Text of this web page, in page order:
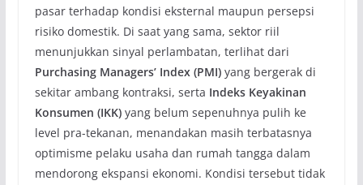
pasar terhadap kondisi eksternal maupun persepsi
risiko domestik. Di saat yang sama, sektor riil
menunjukkan sinyal perlambatan, terlihat dari
Purchasing Managers’ Index (PMI)yang bergerak di
sekitar ambang kontraksi, serta Indeks Keyakinan
Konsumen (IKK) yang belum sepenuhnya pulih ke
level pra-tekanan, menandakan masih terbatasnya
optimisme pelaku usaha dan rumah tangga dalam
mendorong ekspansi ekonomi. Kondisi tersebut tidak